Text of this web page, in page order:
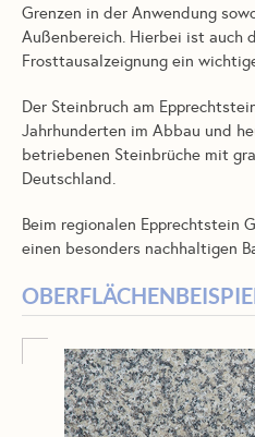
Grenzen in der Anwendung
Außenbereich. Hierbei ist
Frosttausalzeignung ein
Der Steinbruch am
Jahrhunderten im Abbau und
betriebenen Steinbrüche mit
Deutschland.
Beim regionalen Epprechtstein
einen besonders nachhaltigen